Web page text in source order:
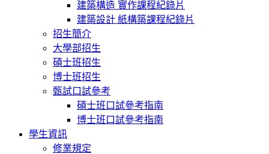
建築構造 實作課程紀錄片
建築設計 紙構築課程紀錄片
招生簡介
大學部招生
碩士班招生
博士班招生
甄試口試參考
碩士班口試參考指南
博士班口試參考指南
學生資訊
修業規定